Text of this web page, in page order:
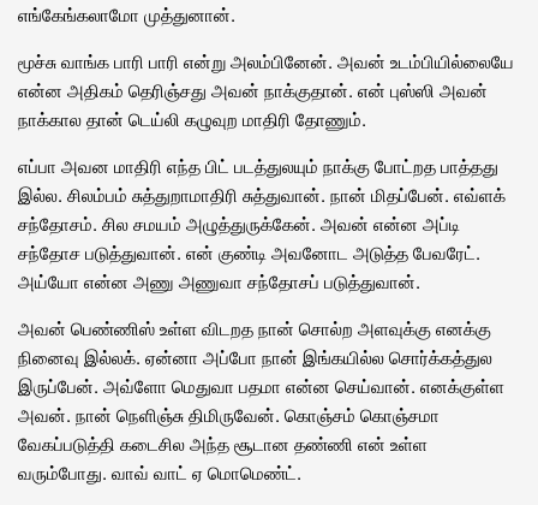
எங்கேங்கலாமோ முத்துனான்.
மூச்சு வாங்க பாரி பாரி என்று அலம்பினேன். அவன் உடம்பியில்லையே
என்ன அதிகம் தெரிஞ்சது அவன் நாக்குதான். என் புஸ்ஸி அவன்
நாக்கால தான் டெய்லி கழுவுற மாதிரி தோணும்.
எப்பா அவன மாதிரி எந்த பிட் படத்துலயும் நாக்கு போட்றத பாத்தது
இல்ல. சிலம்பம் சுத்துறாமாதிரி சுத்துவான். நான் மிதப்பேன். எவ்ளக்
சந்தோசம். சில சமயம் அழுத்துருக்கேன். அவன் என்ன அப்டி
சந்தோச படுத்துவான். என் குண்டி அவனோட அடுத்த பேவரேட்.
அய்யோ என்ன அணு அணுவா சந்தோசப் படுத்துவான்.
அவன் பெண்ணிஸ் உள்ள விடறத நான் சொல்ற அளவுக்கு எனக்கு
நினைவு இல்லக். ஏன்னா அப்போ நான் இங்கயில்ல சொர்க்கத்துல
இருப்பேன். அவ்ளோ மெதுவா பதமா என்ன செய்வான். எனக்குள்ள
அவன். நான் நெளிஞ்சு திமிருவேன். கொஞ்சம் கொஞ்சமா
வேகப்படுத்தி கடைசில அந்த சூடான தண்ணி என் உள்ள
வரும்போது. வாவ் வாட் ஏ மொமெண்ட்.